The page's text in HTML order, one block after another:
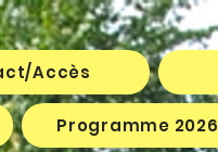
Accès
Programme 2026